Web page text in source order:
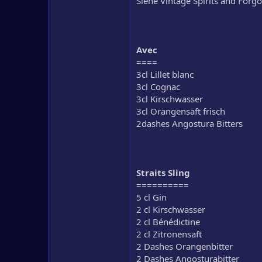
Avec
====
3cl Lillet blanc
3cl Cognac
3cl Kirschwasser
3cl Orangensaft frisch
2dashes Angostura Bitters
Straits Sling
==========
5 cl Gin
2 cl Kirschwasser
2 cl Bénédictine
2 cl Zitronensaft
2 Dashes Orangenbitter
2 Dashes Angosturabitter